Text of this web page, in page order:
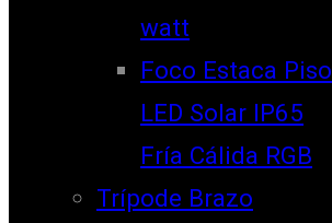
watt
Foco Estaca Piso
LED Solar IP65
Fría Cálida RGB
Trípode Brazo